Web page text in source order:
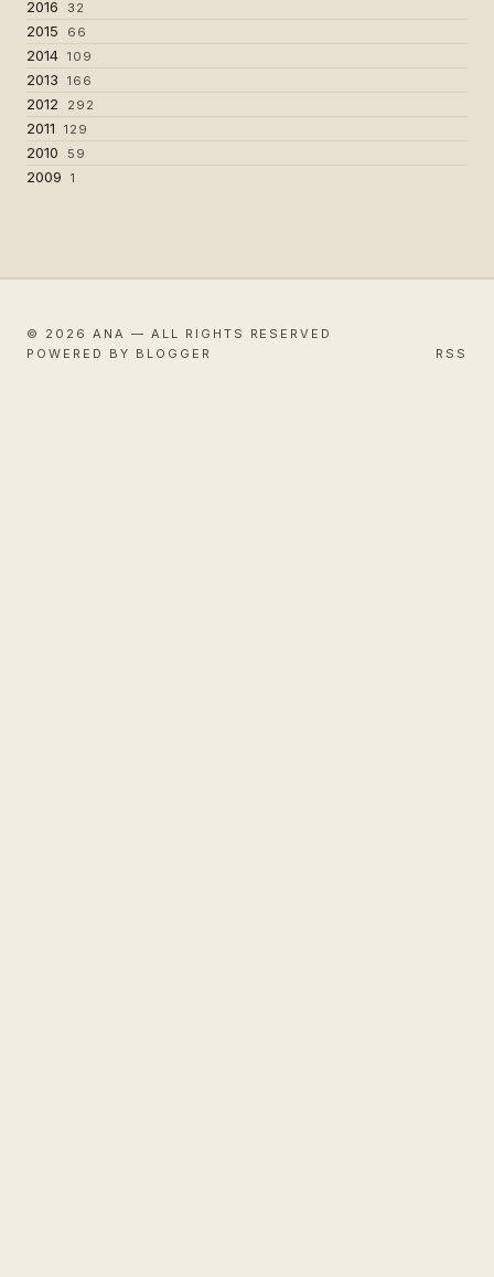
2016 32
2015 66
2014 109
2013 166
2012 292
2011 129
2010 59
2009 1
© 2026 ANA — ALL RIGHTS RESERVED
POWERED BY BLOGGER
RSS